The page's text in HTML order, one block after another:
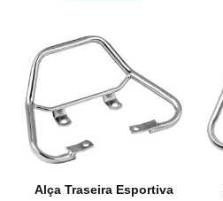
Alça Traseira Esportiva